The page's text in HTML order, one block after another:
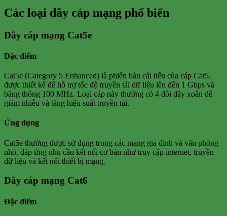
Các loại dây cáp mạng phổ biến
Dây cáp mạng Cat5e
Đặc điểm
Cat5e (Category 5 Enhanced) là phiên bản cải tiến của cáp Cat5,
được thiết kế để hỗ trợ tốc độ truyền tải dữ liệu lên đến 1 Gbps và
băng thông 100 MHz. Loại cáp này thường có 4 đôi dây xoắn để
giảm nhiễu và tăng hiệu suất truyền tải.
Ứng dụng
Cat5e thường được sử dụng trong các mạng gia đình và văn phòng
nhỏ, đáp ứng nhu cầu kết nối cơ bản như truy cập internet, truyền
dữ liệu và kết nối thiết bị mạng.
Dây cáp mạng Cat6
Đặc điểm